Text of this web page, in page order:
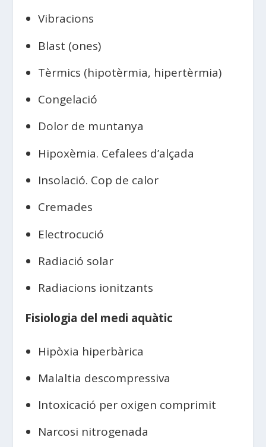
Vibracions
Blast (ones)
Tèrmics (hipotèrmia, hipertèrmia)
Congelació
Dolor de muntanya
Hipoxèmia. Cefalees d’alçada
Insolació. Cop de calor
Cremades
Electrocució
Radiació solar
Radiacions ionitzants
Fisiologia del medi aquàtic
Hipòxia hiperbàrica
Malaltia descompressiva
Intoxicació per oxigen comprimit
Narcosi nitrogenada